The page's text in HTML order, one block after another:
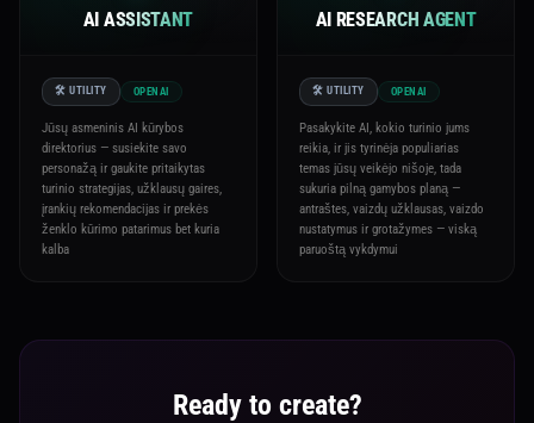
AI ASSISTANT
🛠️ UTILITY OPENAI
Jūsų asmeninis AI kūrybos
direktorius — susiekite savo
personažą ir gaukite pritaikytas
turinio strategijas, užklausų gaires,
įrankių rekomendacijas ir prekės
ženklo kūrimo patarimus bet kuria
kalba
AI RESEARCH AGENT
🛠️ UTILITY OPENAI
Pasakykite AI, kokio turinio jums
reikia, ir jis tyrinėja populiarias
temas jūsų veikėjo nišoje, tada
sukuria pilną gamybos planą —
antraštes, vaizdų užklausas, vaizdo
nustatymus ir grotažymes — viską
paruoštą vykdymui
Ready to create?